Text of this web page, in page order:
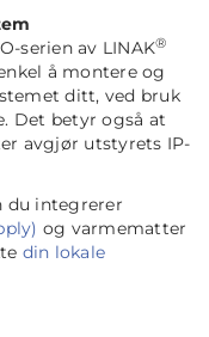
serien av LINAK®
å montere og
ditt, ved bruk
Det betyr også at
avgjør utstyrets IP-
du integrerer
og varmematter
din lokale